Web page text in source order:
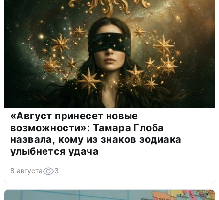
«Август принесет новые
возможности»: Тамара Глоба
назвала, кому из знаков зодиака
улыбнется удача
8 августа 3